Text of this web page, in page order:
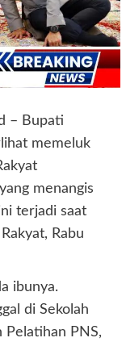
– Bupati
memeluk
menangis
terjadi saat
Rabu
ibunya.
di Sekolah
Pelatihan PNS,